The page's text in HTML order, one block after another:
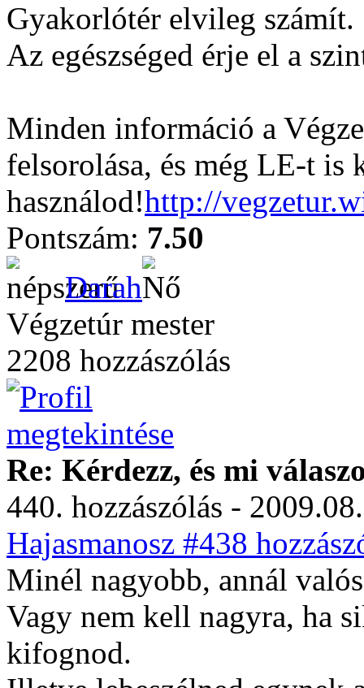
Gyakorlótér elvileg számít.
Az egészséged érje el a
Minden információ a
felsorolása, és még LE-t is
használod!http://
Pontszám: 7.50
Darah
Végzetúr mester
2208 hozzászólás
Re: Kérdezz, és mi
440. hozzászólás -
Hajasmanosz #438
Minél nagyobb, annál
Vagy nem kell nagyra, ha
kifognod.